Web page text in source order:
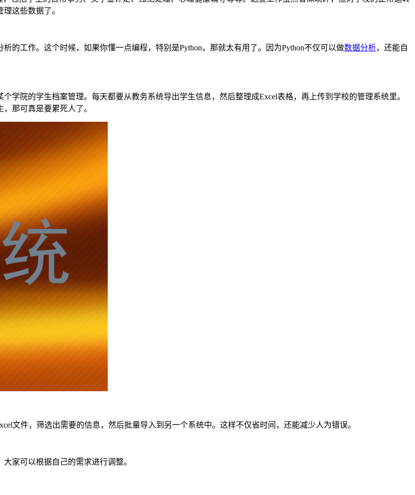
这些数据了。
析的工作。这个时候，如果你懂一点编程，特别是Python，那就太有用了。因为Python不仅可以做数据分析，还能自
学院的学生档案管理。每天都要从教务系统导出学生信息，然后整理成Excel表格，再上传到学校的管理系统里。
那可真是要累死人了。
文件，筛选出需要的信息，然后批量导入到另一个系统中。这样不仅省时间，还能减少人为错误。
家可以根据自己的需求进行调整。